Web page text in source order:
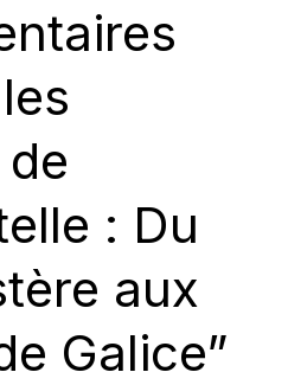
: Du
aux
Galice”